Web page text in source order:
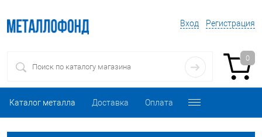
Вход Регистрация
0
Каталог металла Доставка Оплата